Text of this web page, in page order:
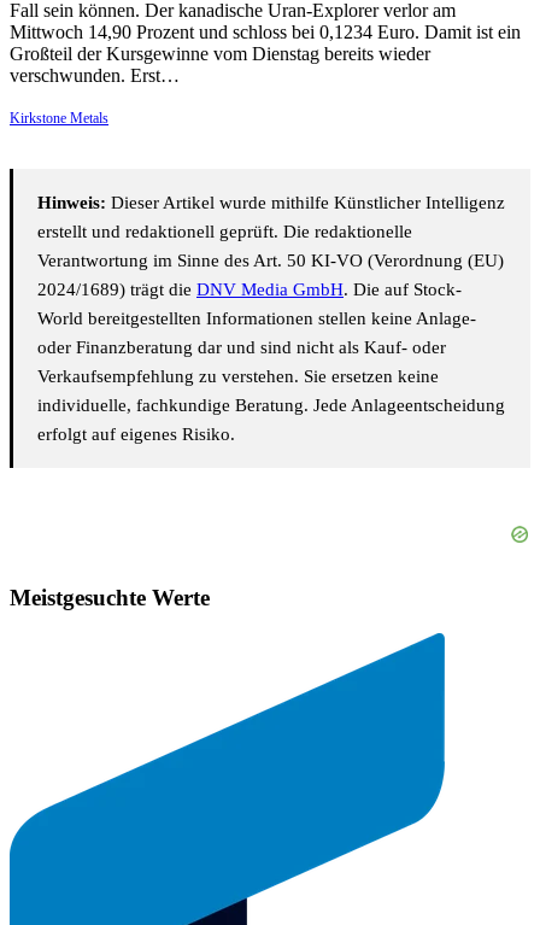
Fall sein können. Der kanadische Uran-Explorer verlor am
Mittwoch 14,90 Prozent und schloss bei 0,1234 Euro. Damit ist ein
Großteil der Kursgewinne vom Dienstag bereits wieder
verschwunden. Erst…
Kirkstone Metals
Hinweis: Dieser Artikel wurde mithilfe Künstlicher Intelligenz
erstellt und redaktionell geprüft. Die redaktionelle
Verantwortung im Sinne des Art. 50 KI-VO (Verordnung (EU)
2024/1689) trägt die DNV Media GmbH. Die auf Stock-
World bereitgestellten Informationen stellen keine Anlage-
oder Finanzberatung dar und sind nicht als Kauf- oder
Verkaufsempfehlung zu verstehen. Sie ersetzen keine
individuelle, fachkundige Beratung. Jede Anlageentscheidung
erfolgt auf eigenes Risiko.
Meistgesuchte Werte